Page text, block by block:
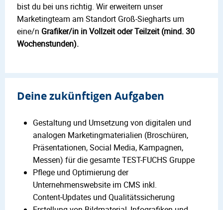
bist du bei uns richtig. Wir erweitern unser
Marketingteam am Standort Groß-Siegharts um
eine/n Grafiker/in in Vollzeit oder Teilzeit (mind. 30
Wochenstunden).
Deine zukünftigen Aufgaben
Gestaltung und Umsetzung von digitalen und
analogen Marketingmaterialien (Broschüren,
Präsentationen, Social Media, Kampagnen,
Messen) für die gesamte TEST-FUCHS Gruppe
Pflege und Optimierung der
Unternehmenswebsite im CMS inkl.
Content‑Updates und Qualitätssicherung